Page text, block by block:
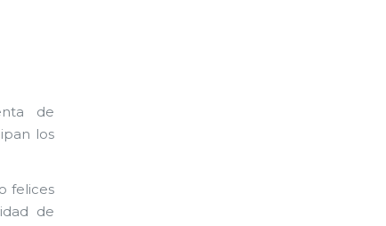
de
los
felices
de